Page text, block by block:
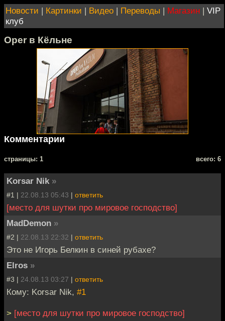
Новости | Картинки | Видео | Переводы | Магазин | VIP
клуб
Oper в Кёльне
Комментарии
cтраницы: 1 всего: 6
Korsar Nik »
#1 | 22.08.13 05:43 | ответить
[место для шутки про мировое господство]
MadDemon »
#2 | 22.08.13 22:32 | ответить
Это не Игорь Белкин в синей рубахе?
Elros »
#3 | 24.08.13 03:27 | ответить
Кому: Korsar Nik, #1
> [место для шутки про мировое господство]